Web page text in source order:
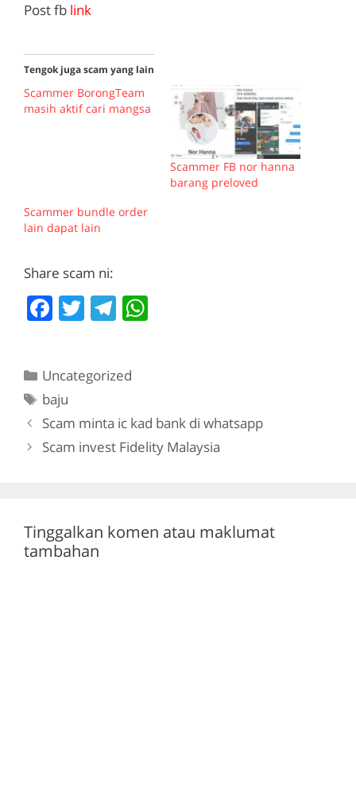
Post fb link
Tengok juga scam yang lain
Scammer BorongTeam
masih aktif cari mangsa
Scammer FB nor hanna
barang preloved
Scammer bundle order
lain dapat lain
Share scam ni:
F
e
b
o
o
T
er
T
gr
a
m
A
p
p
Categories
Uncategorized
Tags
baju
Scam minta ic kad bank di whatsapp
Scam invest Fidelity Malaysia
Tinggalkan komen atau maklumat
tambahan